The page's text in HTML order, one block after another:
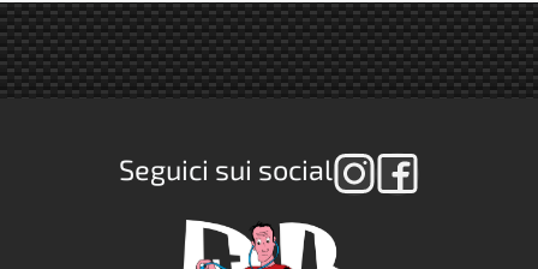
Seguici sui social